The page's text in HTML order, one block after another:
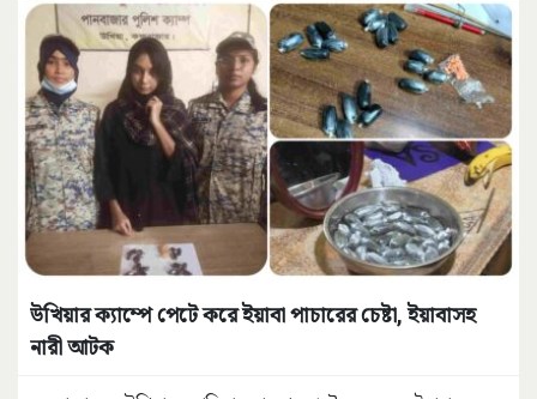
উখিয়ার ক্যাম্পে পেটে করে ইয়াবা পাচারের চেষ্টা, ইয়াবাসহ
নারী আটক